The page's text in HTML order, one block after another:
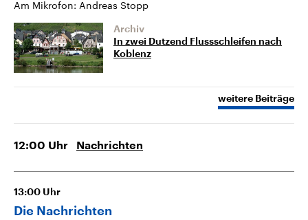
Am Mikrofon: Andreas Stopp
Archiv
In zwei Dutzend Flussschleifen nach
Koblenz
weitere Beiträge
12:00 Uhr Nachrichten
13:00 Uhr
Die Nachrichten